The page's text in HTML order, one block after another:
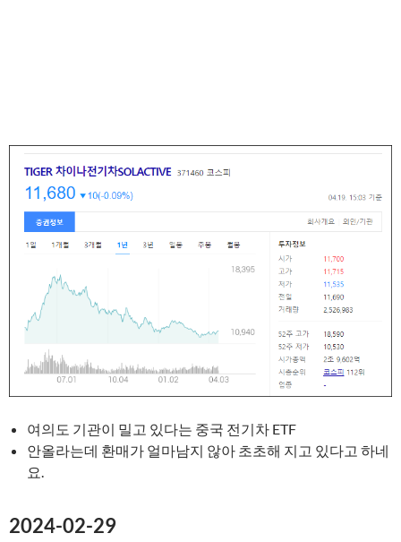
여의도 기관이 밀고 있다는 중국 전기차 ETF
안올라는데 환매가 얼마남지 않아 초초해 지고 있다고 하네
요.
2024-02-29